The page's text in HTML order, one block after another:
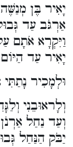
יָאִיר בֶּן
אַרְגֹּב עַד
וַיִּקְרָא אֹתָם
יָאִיר עַד
וּלְמָכִיר
וְלָראוּבֵנִי
וְעַד נַחַל
יַבֹּק הַנַּחַל